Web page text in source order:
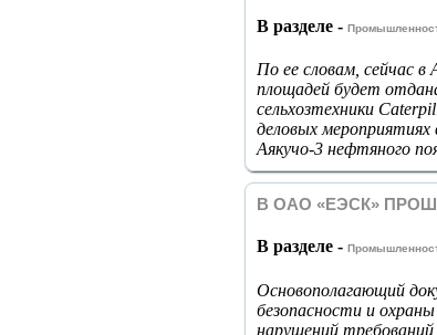
В разделе -
По ее словам, сейчас
площадей будет
сельхозтехники
деловых
Аякучо-3 нефтяного
В ОАО «ЕЭСК»
В разделе -
Основополагающий
безопасности и
нарушений